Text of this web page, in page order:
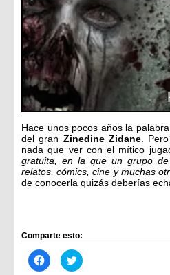
Hace unos pocos años la
del gran Zinedine Zidane.
nada que ver con el mítico
gratuita, en la que un grupo
relatos, cómics, cine y muchas
de conocerla quizás deberías
Comparte esto:
Haz
clic
Haz
clic